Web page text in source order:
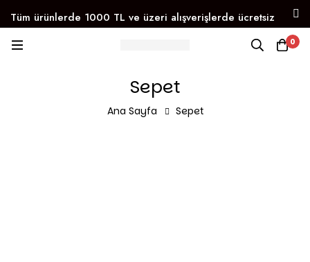
Tüm ürünlerde 1000 TL ve üzeri alışverişlerde ücretsiz
FRIENDS OF SINO
0
Sepet
Ana Sayfa Sepet